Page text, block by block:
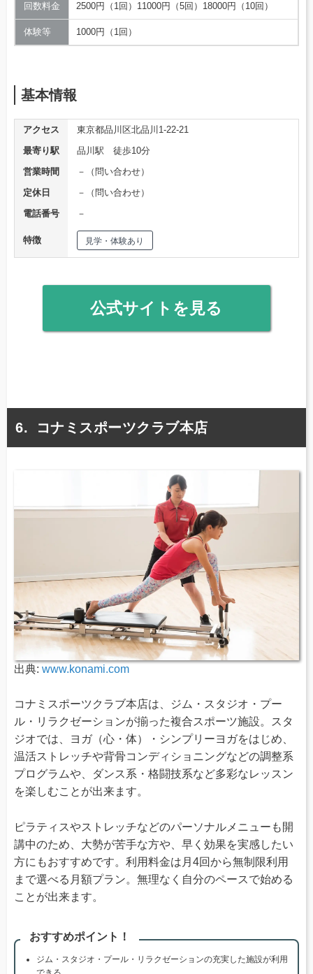
回数料金 2500円（1回）11000円（5回）18000円（10回）
体験等 1000円（1回）
基本情報
アクセス
東京都品川区北品川1-22-21
最寄り駅
品川駅 徒歩10分
営業時間
－（問い合わせ）
定休日
－（問い合わせ）
電話番号
－
特徴 見学・体験あり
公式サイトを見る
コナミスポーツクラブ本店
出典: www.konami.com
コナミスポーツクラブ本店は、ジム・スタジオ・プー
ル・リラクゼーションが揃った複合スポーツ施設。スタ
ジオでは、ヨガ（心・体）・シンプリーヨガをはじめ、
温活ストレッチや背骨コンディショニングなどの調整系
プログラムや、ダンス系・格闘技系など多彩なレッスン
を楽しむことが出来ます。
ピラティスやストレッチなどのパーソナルメニューも開
講中のため、大勢が苦手な方や、早く効果を実感したい
方にもおすすめです。利用料金は月4回から無制限利用
まで選べる月額プラン。無理なく自分のペースで始める
ことが出来ます。
おすすめポイント！
ジム・スタジオ・プール・リラクゼーションの充実した施設が利用